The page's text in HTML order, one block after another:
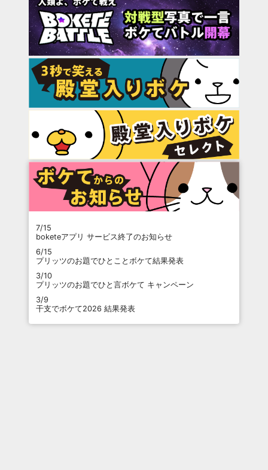
7/15
boketeアプリ サービス終了のお知らせ
6/15
プリッツのお題でひとことボケて結果発表
3/10
プリッツのお題でひと言ボケて キャンペーン
3/9
干支でボケて2026 結果発表